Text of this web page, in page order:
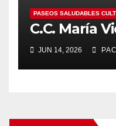
PASEOS SALUDABLES
C.C. María
JUN 14, 2026